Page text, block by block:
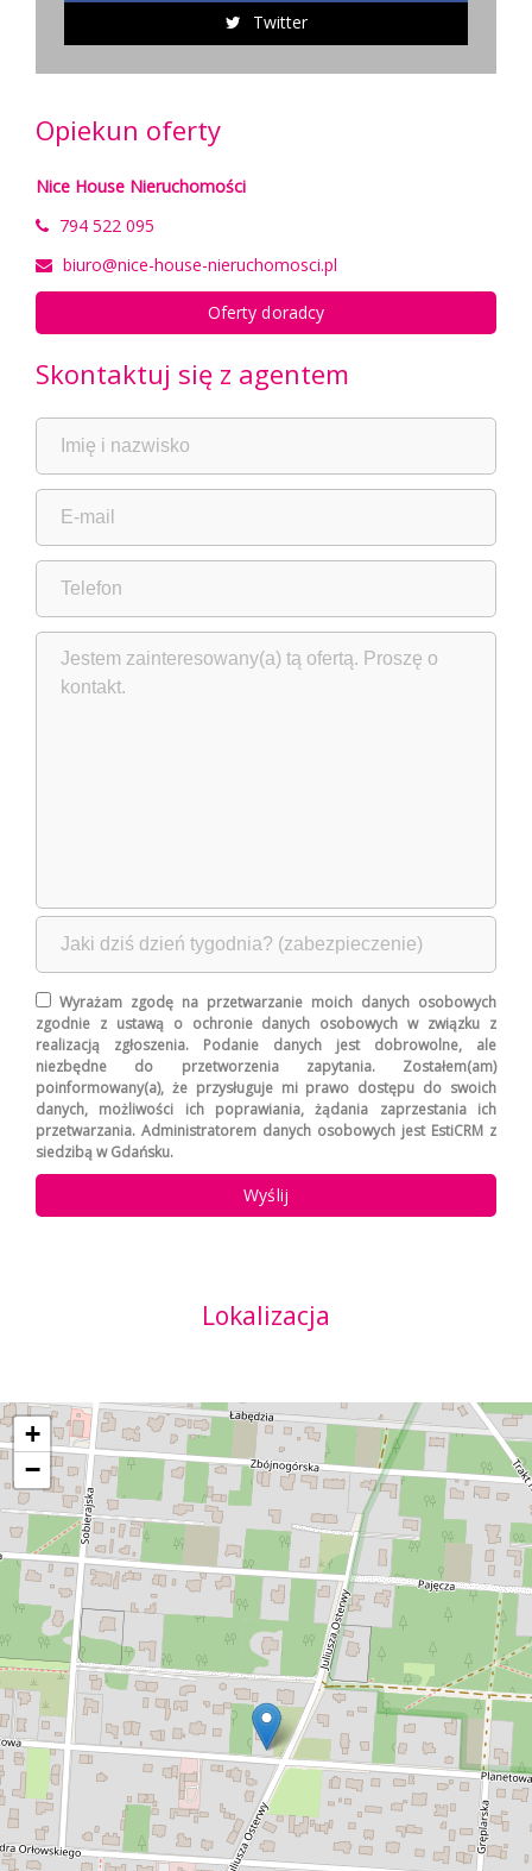
Twitter
Opiekun oferty
Nice House Nieruchomości
794 522 095
biuro@nice-house-nieruchomosci.pl
Oferty doradcy
Skontaktuj się z agentem
Wyrażam zgodę na przetwarzanie moich danych osobowych
zgodnie z ustawą o ochronie danych osobowych w związku z
realizacją zgłoszenia. Podanie danych jest dobrowolne, ale
niezbędne do przetworzenia zapytania. Zostałem(am)
poinformowany(a), że przysługuje mi prawo dostępu do swoich
danych, możliwości ich poprawiania, żądania zaprzestania ich
przetwarzania. Administratorem danych osobowych jest EstiCRM z
siedzibą w Gdańsku.
Lokalizacja
+
−